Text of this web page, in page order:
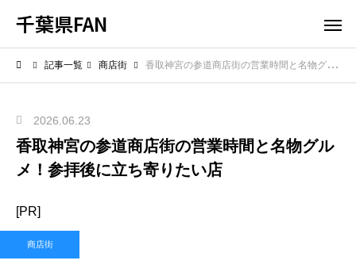
千葉県FAN
記事一覧 商店街 香取神宮の参道商店街の営業時間と名物グルメ！参拝後に立ち寄りたい店
2026.06.23
香取神宮の参道商店街の営業時間と名物グル
メ！参拝後に立ち寄りたい店
[PR]
商店街